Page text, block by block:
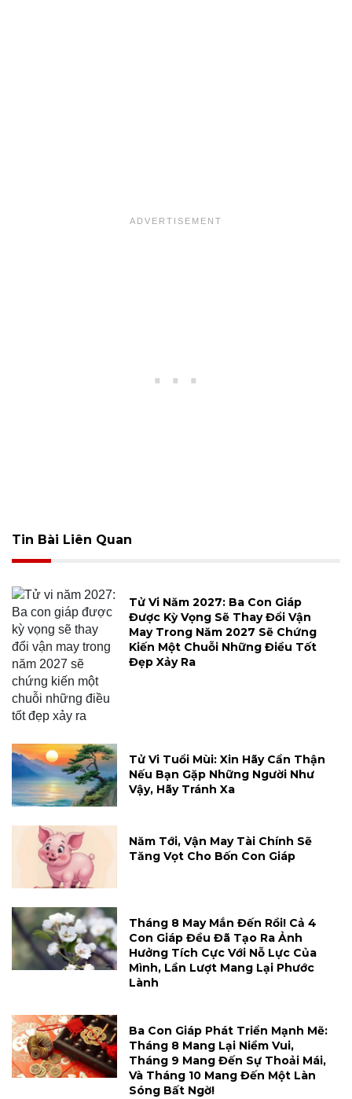
Tin Bài Liên Quan
Tử Vi Năm 2027: Ba Con Giáp
Được Kỳ Vọng Sẽ Thay Đổi Vận
May Trong Năm 2027 Sẽ Chứng
Kiến Một Chuỗi Những Điều Tốt
Đẹp Xảy Ra
Tử Vi Tuổi Mùi: Xin Hãy Cẩn Thận
Nếu Bạn Gặp Những Người Như
Vậy, Hãy Tránh Xa
Năm Tới, Vận May Tài Chính Sẽ
Tăng Vọt Cho Bốn Con Giáp
Tháng 8 May Mắn Đến Rồi! Cả 4
Con Giáp Đều Đã Tạo Ra Ảnh
Hưởng Tích Cực Với Nỗ Lực Của
Mình, Lần Lượt Mang Lại Phước
Lành
Ba Con Giáp Phát Triển Mạnh Mẽ:
Tháng 8 Mang Lại Niềm Vui,
Tháng 9 Mang Đến Sự Thoải Mái,
Và Tháng 10 Mang Đến Một Làn
Sóng Bất Ngờ!